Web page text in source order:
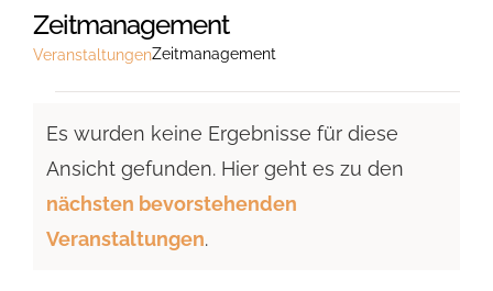
Zeitmanagement
VeranstaltungenZeitmanagement
Hinweis
Es wurden keine Ergebnisse für diese
Ansicht gefunden. Hier geht es zu den
nächsten bevorstehenden
Veranstaltungen.